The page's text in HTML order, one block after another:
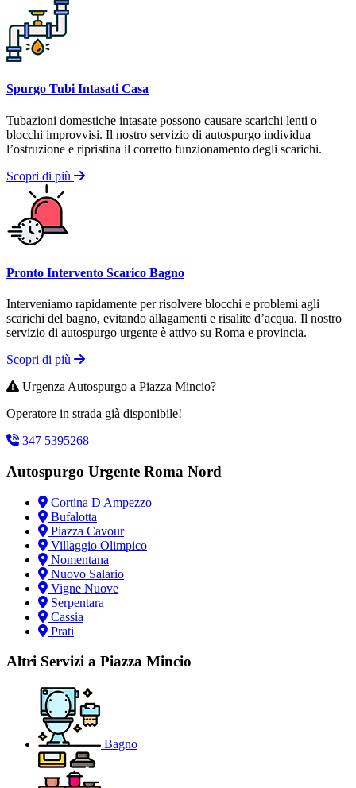
Spurgo Tubi Intasati Casa
Tubazioni domestiche intasate possono causare scarichi lenti o
blocchi improvvisi. Il nostro servizio di autospurgo individua
l’ostruzione e ripristina il corretto funzionamento degli scarichi.
Scopri di più
Pronto Intervento Scarico Bagno
Interveniamo rapidamente per risolvere blocchi e problemi agli
scarichi del bagno, evitando allagamenti e risalite d’acqua. Il nostro
servizio di autospurgo urgente è attivo su Roma e provincia.
Scopri di più
Urgenza Autospurgo a Piazza Mincio?
Operatore in strada già disponibile!
347 5395268
Autospurgo Urgente Roma Nord
Cortina D Ampezzo
Bufalotta
Piazza Cavour
Villaggio Olimpico
Nomentana
Nuovo Salario
Vigne Nuove
Serpentara
Cassia
Prati
Altri Servizi a Piazza Mincio
Bagno